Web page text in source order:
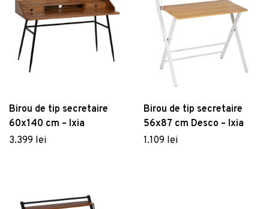
Birou de tip secretaire
60x140 cm – Ixia
3.399 lei
Birou de tip secretaire
56x87 cm Desco – Ixia
1.109 lei